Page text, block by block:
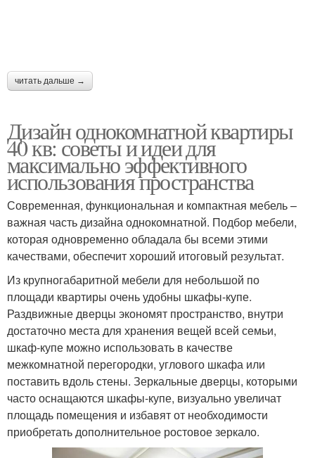
читать дальше →
Дизайн однокомнатной квартиры
40 кв: советы и идеи для
максимально эффективного
использования пространства
Современная, функциональная и компактная мебель –
важная часть дизайна однокомнатной. Подбор мебели,
которая одновременно обладала бы всеми этими
качествами, обеспечит хороший итоговый результат.
Из крупногабаритной мебели для небольшой по
площади квартиры очень удобны шкафы-купе.
Раздвижные дверцы экономят пространство, внутри
достаточно места для хранения вещей всей семьи,
шкаф-купе можно использовать в качестве
межкомнатной перегородки, углового шкафа или
поставить вдоль стены. Зеркальные дверцы, которыми
часто оснащаются шкафы-купе, визуально увеличат
площадь помещения и избавят от необходимости
приобретать дополнительное ростовое зеркало.